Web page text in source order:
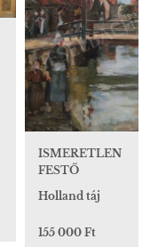
ISMERETLEN
FESTŐ
Holland táj
155 000 Ft